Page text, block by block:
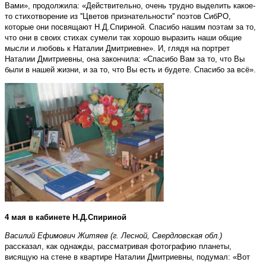
Вами», продолжила: «Действительно, очень трудно выделить какое-
то стихотворение из ''Цветов признательности'' поэтов СибРО,
которые они посвящают Н.Д.Спириной. Спасибо нашим поэтам за то,
что они в своих стихах сумели так хорошо выразить наши общие
мысли и любовь к Наталии Дмитриевне». И, глядя на портрет
Наталии Дмитриевны, она закончила: «Спасибо Вам за то, что Вы
были в нашей жизни, и за то, что Вы есть и будете. Спасибо за всё».
4 мая в кабинете Н.Д.Спириной
Василий Ефимович Житяев (г. Лесной, Свердловская обл.)
рассказал, как однажды, рассматривая фотографию планеты,
висящую на стене в квартире Наталии Дмитриевны, подумал: «Вот